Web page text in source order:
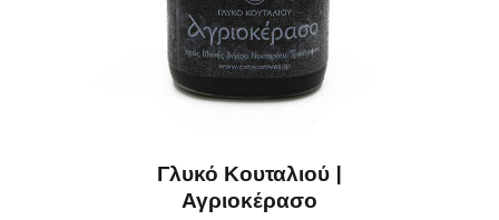
Γλυκό Κουταλιού |
Αγριοκέρασο